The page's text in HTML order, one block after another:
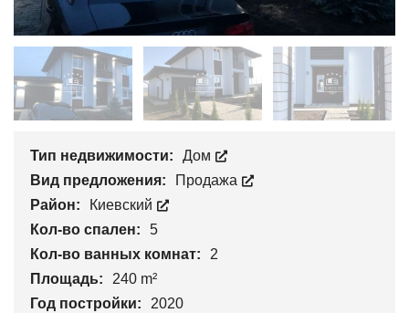
Тип недвижимости:
Дом
Вид предложения:
Продажа
Район:
Киевский
Кол-во спален:
5
Кол-во ванных комнат:
2
Площадь:
240 m²
Год постройки:
2020